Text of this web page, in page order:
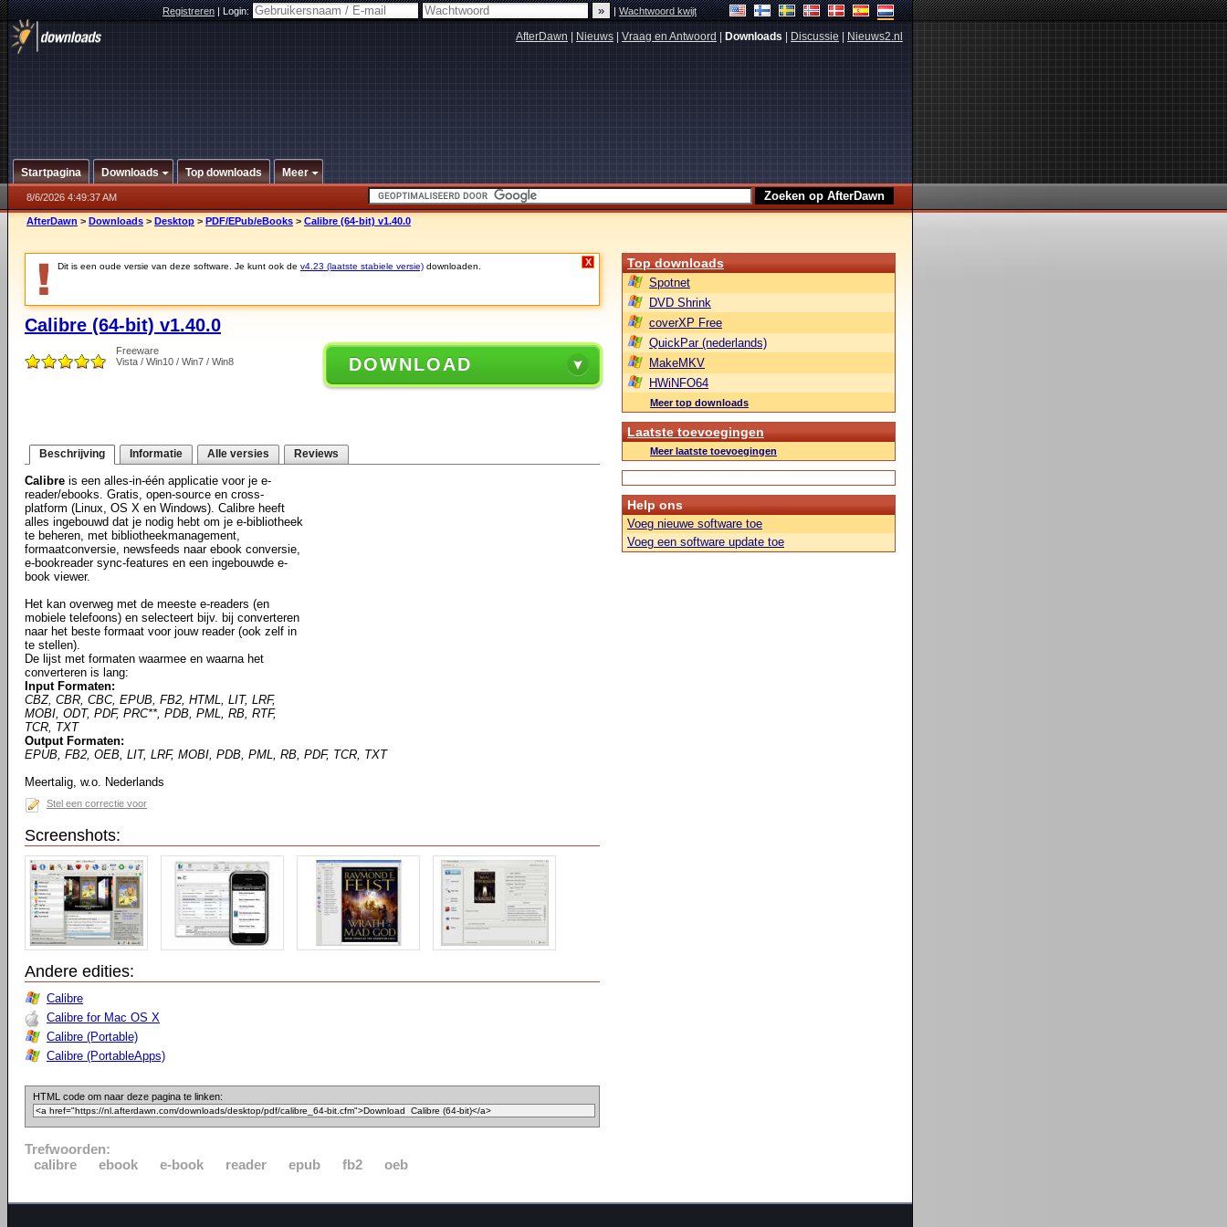
Registreren|Login: |Wachtwoord kwijt
AfterDawn Nieuws Vraag en Antwoord Downloads Discussie Nieuws2.nl
Startpagina Downloads Top downloads Meer
8/6/2026 4:49:37 AM
AfterDawn > Downloads > Desktop > PDF/EPub/eBooks > Calibre (64-bit) v1.40.0
Dit is een oude versie van deze software. Je kunt ook de v4.23 (laatste stabiele versie) downloaden. X
Calibre (64-bit) v1.40.0
Freeware
Vista / Win10 / Win7 / Win8
DOWNLOAD
Beschrijving Informatie Alle versies Reviews
Calibre is een alles-in-één applicatie voor je e-
reader/ebooks. Gratis, open-source en cross-
platform (Linux, OS X en Windows). Calibre heeft
alles ingebouwd dat je nodig hebt om je e-bibliotheek
te beheren, met bibliotheekmanagement,
formaatconversie, newsfeeds naar ebook conversie,
e-bookreader sync-features en een ingebouwde e-
book viewer.
Het kan overweg met de meeste e-readers (en
mobiele telefoons) en selecteert bijv. bij converteren
naar het beste formaat voor jouw reader (ook zelf in
te stellen).
De lijst met formaten waarmee en waarna het
converteren is lang:
Input Formaten:
CBZ, CBR, CBC, EPUB, FB2, HTML, LIT, LRF,
MOBI, ODT, PDF, PRC**, PDB, PML, RB, RTF,
TCR, TXT
Output Formaten:
EPUB, FB2, OEB, LIT, LRF, MOBI, PDB, PML, RB, PDF, TCR, TXT
Meertalig, w.o. Nederlands
Stel een correctie voor
Screenshots:
Andere edities:
Calibre
Calibre for Mac OS X
Calibre (Portable)
Calibre (PortableApps)
HTML code om naar deze pagina te linken:
Trefwoorden:
calibre
ebook e-book reader epub fb2 oeb
Top downloads
Spotnet
DVD Shrink
coverXP Free
QuickPar (nederlands)
MakeMKV
HWiNFO64
Meer top downloads
Laatste toevoegingen
Meer laatste toevoegingen
Help ons
Voeg nieuwe software toe
Voeg een software update toe